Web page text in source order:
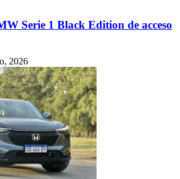
Serie 1 Black Edition de acceso
2026